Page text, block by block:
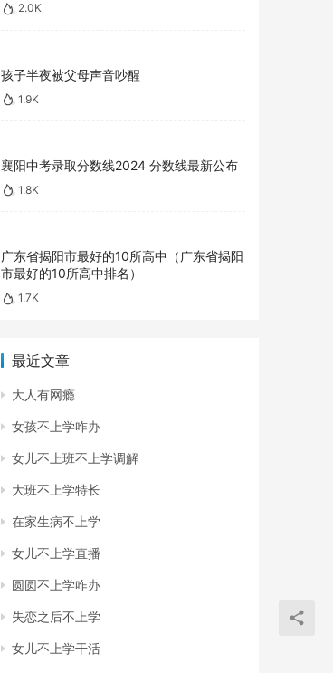
2.0K
孩子半夜被父母声音吵醒
1.9K
襄阳中考录取分数线2024 分数线最新公布
1.8K
广东省揭阳市最好的10所高中（广东省揭阳
市最好的10所高中排名）
1.7K
最近文章
大人有网瘾
女孩不上学咋办
女儿不上班不上学调解
大班不上学特长
在家生病不上学
女儿不上学直播
圆圆不上学咋办
失恋之后不上学
女儿不上学干活